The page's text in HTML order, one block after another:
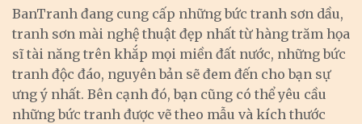
BanTranh đang cung cấp những bức tranh sơn dầu,
tranh sơn mài nghệ thuật đẹp nhất từ hàng trăm họa
sĩ tài năng trên khắp mọi miền đất nước, những bức
tranh độc đáo, nguyên bản sẽ đem đến cho bạn sự
ưng ý nhất. Bên cạnh đó, bạn cũng có thể yêu cầu
những bức tranh được vẽ theo mẫu và kích thước